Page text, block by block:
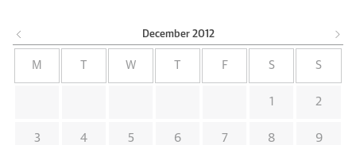
December 2012
M W F S S
1 2
3 4 5 6 7 8 9